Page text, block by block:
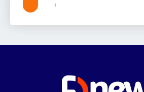
»